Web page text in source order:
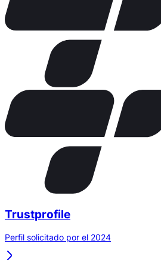
Trustprofile
Perfil solicitado por el 2024